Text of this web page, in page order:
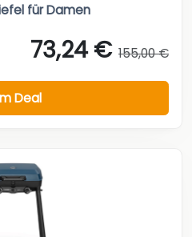
für Damen
73,24 € 155,00 €
Deal